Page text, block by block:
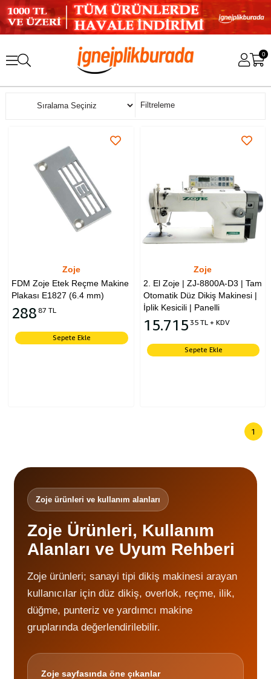
0
Filtreleme
Sıralama
Zoje
FDM Zoje Etek Reçme Makine
Plakası E1827 (6.4 mm)
288 87 TL
Sepete Ekle
Zoje
2. El Zoje | ZJ-8800A-D3 | Tam
Otomatik Düz Dikiş Makinesi |
İplik Kesicili | Panelli
15.715 35 TL + KDV
Sepete Ekle
1
Zoje ürünleri ve kullanım alanları
Zoje Ürünleri, Kullanım
Alanları ve Uyum Rehberi
Zoje ürünleri; sanayi tipi dikiş makinesi arayan
kullanıcılar için düz dikiş, overlok, reçme, ilik,
düğme, punteriz ve yardımcı makine
gruplarında değerlendirilebilir.
Zoje sayfasında öne çıkanlar